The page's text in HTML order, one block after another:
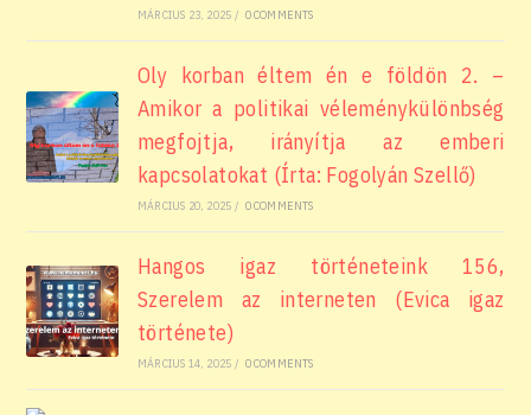
MÁRCIUS 23, 2025 / 0 COMMENTS
Oly korban éltem én e földön 2. –
Amikor a politikai véleménykülönbség
megfojtja, irányítja az emberi
kapcsolatokat (Írta: Fogolyán Szellő)
MÁRCIUS 20, 2025 / 0 COMMENTS
Hangos igaz történeteink 156,
Szerelem az interneten (Evica igaz
története)
MÁRCIUS 14, 2025 / 0 COMMENTS